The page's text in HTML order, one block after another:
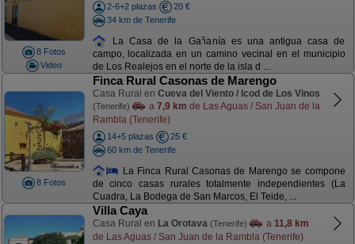
8 Fotos
Video
2-6+2 plazas
20 €
34 km de Tenerife
La Casa de la Gañanía es una antigua casa de
campo, localizada en un camino vecinal en el municipio
de Los Realejos en el norte de la isla d ...
8 Fotos
Finca Rural Casonas de Marengo
Casa Rural en Cueva del Viento / Icod de Los Vinos
(Tenerife) a 7,9 km de Las Aguas / San Juan de la
Rambla (Tenerife)
14+5 plazas
25 €
60 km de Tenerife
La Finca Rural Casonas de Marengo se compone
de cinco casas rurales totalmente independientes (La
Cuadra, La Bodega de San Marcos, El Teide, ...
Villa Caya
Casa Rural en La Orotava (Tenerife) a 11,8 km
de Las Aguas / San Juan de la Rambla (Tenerife)